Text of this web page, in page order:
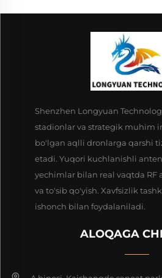
Shenzhen Longyuan
stadionlar va strategik muhim
bo'lgan aqlli dronlarga qarshi
etadi. Yuqori kuchlanishli
yechimlar bilan real vaqtda RF
va to'sib qo'yish. Xavfsizlik
ishonch bilan foydalaniladi.
ALOQAGA